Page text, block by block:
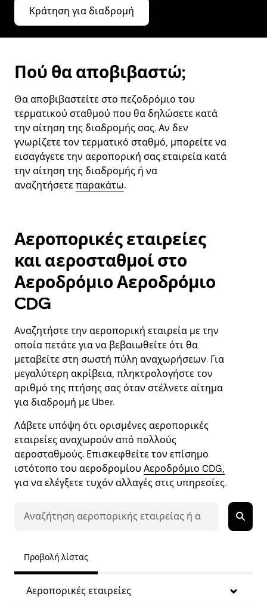
Κράτηση για διαδρομή
Πού θα αποβιβαστώ;
Θα αποβιβαστείτε στο πεζοδρόμιο του
τερματικού σταθμού που θα δηλώσετε κατά
την αίτηση της διαδρομής σας. Αν δεν
γνωρίζετε τον τερματικό σταθμό, μπορείτε να
εισαγάγετε την αεροπορική σας εταιρεία κατά
την αίτηση της διαδρομής ή να
αναζητήσετε παρακάτω.
Αεροπορικές εταιρείες
και αεροσταθμοί στο
Αεροδρόμιο Αεροδρόμιο
CDG
Αναζητήστε την αεροπορική εταιρεία με την
οποία πετάτε για να βεβαιωθείτε ότι θα
μεταβείτε στη σωστή πύλη αναχωρήσεων. Για
μεγαλύτερη ακρίβεια, πληκτρολογήστε τον
αριθμό της πτήσης σας όταν στέλνετε αίτημα
για διαδρομή με Uber.
Λάβετε υπόψη ότι ορισμένες αεροπορικές
εταιρείες αναχωρούν από πολλούς
αεροσταθμούς. Επισκεφθείτε τον επίσημο
ιστότοπο του αεροδρομίου Αεροδρόμιο CDG,
για να ελέγξετε τυχόν αλλαγές στις υπηρεσίες.
Προβολή λίστας
Αεροπορικές εταιρείες